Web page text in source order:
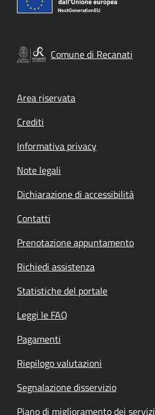
Comune di Recanati
Footer menu
Area riservata
Crediti
Informativa privacy
Note legali
Dichiarazione di accessibilità
Contatti
Prenotazione appuntamento
Richiedi assistenza
Statistiche del portale
Leggi le FAQ
Pagamenti
Riepilogo valutazioni
Segnalazione disservizio
Piano di miglioramento dei servizi